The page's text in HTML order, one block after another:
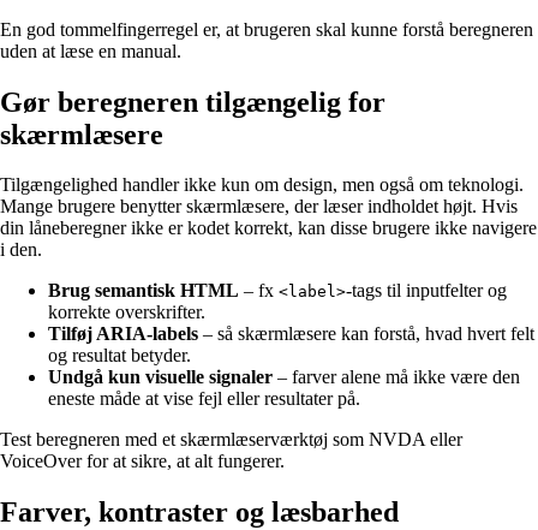
En god tommelfingerregel er, at brugeren skal kunne forstå beregneren
uden at læse en manual.
Gør beregneren tilgængelig for
skærmlæsere
Tilgængelighed handler ikke kun om design, men også om teknologi.
Mange brugere benytter skærmlæsere, der læser indholdet højt. Hvis
din låneberegner ikke er kodet korrekt, kan disse brugere ikke navigere
i den.
Brug semantisk HTML – fx <label>-tags til inputfelter og
korrekte overskrifter.
Tilføj ARIA-labels – så skærmlæsere kan forstå, hvad hvert felt
og resultat betyder.
Undgå kun visuelle signaler – farver alene må ikke være den
eneste måde at vise fejl eller resultater på.
Test beregneren med et skærmlæserværktøj som NVDA eller
VoiceOver for at sikre, at alt fungerer.
Farver, kontraster og læsbarhed